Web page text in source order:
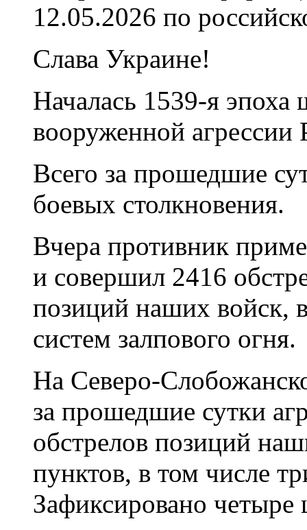
12.05.2026 по
Слава Украине!
Началась 1539-я
вооруженной
Всего за прошедшие
боевых столкновения.
Вчера противник
и совершил 2416
позиций наших войск,
систем залпового огня.
На Северо-
за прошедшие сутки
обстрелов позиций
пунктов, в том числе
Зафиксировано четыре